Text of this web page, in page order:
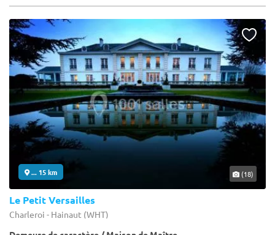
... 15 km (18)
Le Petit Versailles
Charleroi - Hainaut (WHT)